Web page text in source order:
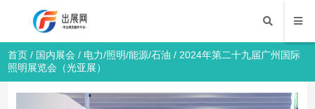
首页 / 国内展会 / 电力/照明/能源/石油 / 2024年第二十九届广州国际
照明展览会（光亚展）